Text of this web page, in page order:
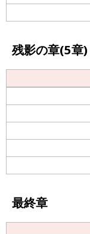
残影の章(5章)
最終章